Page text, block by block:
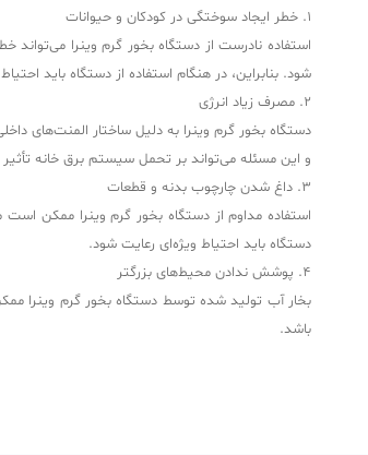
1. خطر ایجاد سوختگی در کودکان و حیوانات
استفاده نادرست از دستگاه بخور گرم وینرا
شود. بنابراین، در هنگام استفاده از دستگاه باید
2. مصرف زیاد انرژی
دستگاه بخور گرم وینرا به دلیل ساختار المنت‌های
و این مسئله می‌تواند بر تحمل سیستم برق خانه تأثیر
3. داغ شدن چارچوب بدنه و قطعات
استفاده مداوم از دستگاه بخور گرم وینرا ممکن
دستگاه باید احتیاط ویژه‌ای رعایت شود.
4. پوشش ندادن محیط‌های بزرگتر
بخار آب تولید شده توسط دستگاه بخور گرم وینرا
باشد.